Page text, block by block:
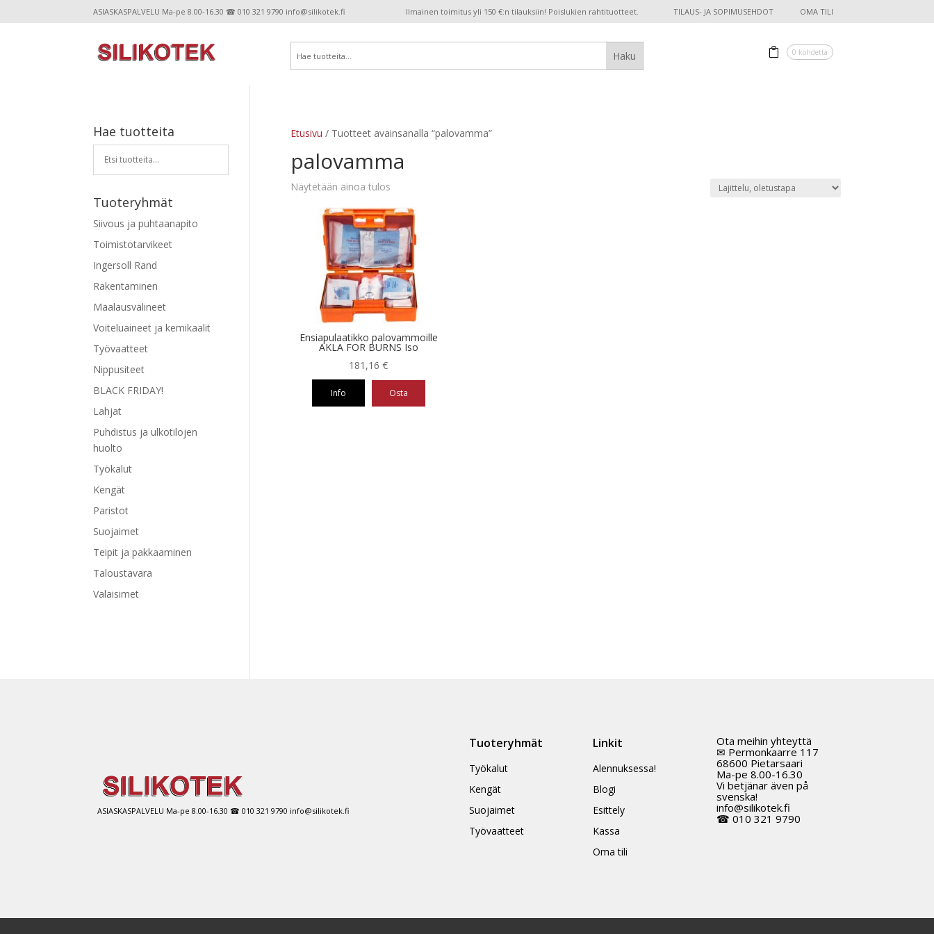
ASIASKASPALVELU Ma-pe 8.00-16.30 ☎ 010 321 9790 info@silikotek.fi Ilmainen toimitus yli 150 €:n tilauksiin! Poislukien rahtituotteet. TILAUS- JA SOPIMUSEHDOT OMA TILI
0 kohdetta
Etusivu / Tuotteet avainsanalla “palovamma”
palovamma
Näytetään ainoa tulos
Ensiapulaatikko palovammoille
AKLA FOR BURNS Iso
181,16€
Info Osta
Hae tuotteita
Tuoteryhmät
Siivous ja puhtaanapito
Toimistotarvikeet
Ingersoll Rand
Rakentaminen
Maalausvälineet
Voiteluaineet ja kemikaalit
Työvaatteet
Nippusiteet
BLACK FRIDAY!
Lahjat
Puhdistus ja ulkotilojen
huolto
Työkalut
Kengät
Paristot
Suojaimet
Teipit ja pakkaaminen
Taloustavara
Valaisimet
ASIASKASPALVELU Ma-pe 8.00-16.30 ☎ 010 321 9790 info@silikotek.fi
Tuoteryhmät
Työkalut
Kengät
Suojaimet
Työvaatteet
Linkit
Alennuksessa!
Blogi
Esittely
Kassa
Oma tili
Ota meihin yhteyttä
✉ Permonkaarre 117
68600 Pietarsaari
Ma-pe 8.00-16.30
Vi betjänar även på
svenska!
info@silikotek.fi
☎ 010 321 9790